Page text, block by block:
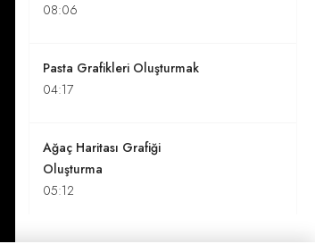
08:06
Pasta Grafikleri Oluşturmak
04:17
Ağaç Haritası Grafiği
Oluşturma
05:12